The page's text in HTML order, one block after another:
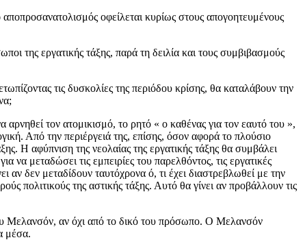
οφείλεται κυρίως στους απογοητευμένους
της εργατικής τάξης, παρά τη δειλία και τους συμβιβασμούς
τις δυσκολίες της περιόδου κρίσης, θα καταλάβουν την
αρνηθεί τον ατομικισμό, το ρητό « ο καθένας για τον εαυτό του »,
Από την περιέργειά της, επίσης, όσον αφορά το πλούσιο
Η αφύπνιση της νεολαίας της εργατικής τάξης θα συμβάλει
να μεταδώσει τις εμπειρίες του παρελθόντος, τις εργατικές
αν δεν μεταδίδουν ταυτόχρονα ό, τι έχει διαστρεβλωθεί με την
πολιτικούς της αστικής τάξης. Αυτό θα γίνει αν προβάλλουν τις
Μελανσόν, αν όχι από το δικό του πρόσωπο. Ο Μελανσόν
μέσα.